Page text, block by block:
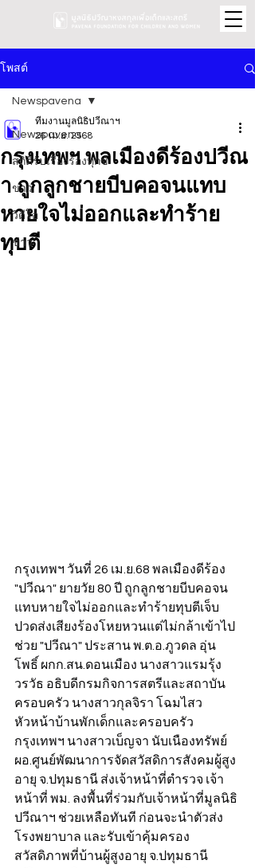
โพสต์
Newspavena
สถิติรับเรื่องร้องทุกข์
ข่าว
วิดีโอ
ข่าว
Newspavena
กรุงเทพฯ พลเมืองดีร้องปวีณ
า ถูกลูกชายบีบคอจนแทบ
หายใจไม่ออกและทำร้าย
ทุบตี
ทีมงานมูลนิธิปวีณาฯ
26 เม.ย. 2568
กรุงเทพฯ วันที่ 26 เม.ย.68 พลเมืองดีร้อง
"ปวีณา" ยายวัย 80 ปี ถูกลูกชายบีบคอจน
แทบหายใจไม่ออกและทำร้ายทุบตีเจ็บ
ปวดส่งเสียงร้องโหยหวนแต่ไม่กล้าเข้าไป
ช่วย "ปวีณา" ประสาน พ.ต.อ.ภูวดล อุ่น
โพธิ์ ผกก.สน.ดอนเมือง นางสาวแรมรุ้ง
วรวัธ อธิบดีกรมกิจการสตรีและสถาบัน
ครอบครัว นางสาวกุลจิรา โฉมไสว
หัวหน้าบ้านพักเด็กและครอบครัว
กรุงเทพฯ นางสาวเบ็ญจา นับเนืองทรัพย์
ผอ.ศูนย์พัฒนาการจัดสวัสดิการสังคมผู้สูง
อายุ จ.ปทุมธานี ส่งเจ้าหน้าที่ตำรวจ เจ้า
หน้าที่ พม. ลงพื้นที่ร่วมกับเจ้าหน้าที่มูลนิธิ
ปวีณาฯ ช่วยเหลือทันที ก่อนจะนำตัวส่ง
โรงพยาบาล และรับเข้าคุ้มครอง
สวัสดิภาพที่บ้านผู้สูงอายุ จ.ปทุมธานี